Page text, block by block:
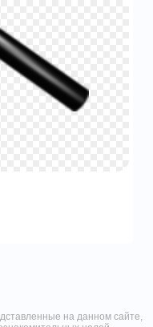
на данном сайте,